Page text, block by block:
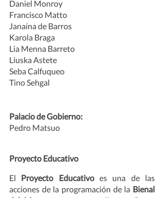
Daniel Monroy
Francisco Matto
Janaína de Barros
Karola Braga
Lia Menna Barreto
Liuska Astete
Seba Calfuqueo
Tino Sehgal
Palacio de Gobierno:
Pedro Matsuo
Proyecto Educativo
El Proyecto Educativo es una de las
acciones de la programación de la Bienal